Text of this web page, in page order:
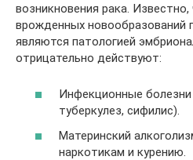
возникновения рака.
врожденных новообразований
являются патологией
отрицательно действуют:
Инфекционные
туберкулез, сифилис).
Материнский
наркотикам и курению.